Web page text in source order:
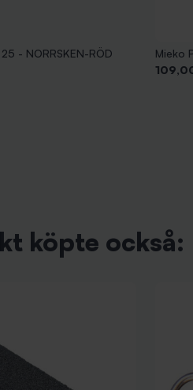
- NORRSKEN-RÖD
Mieko
Pris
köpte också: